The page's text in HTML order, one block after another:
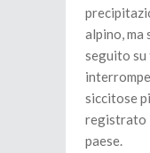
alpino, ma
seguito su
siccitose
registrato
paese.